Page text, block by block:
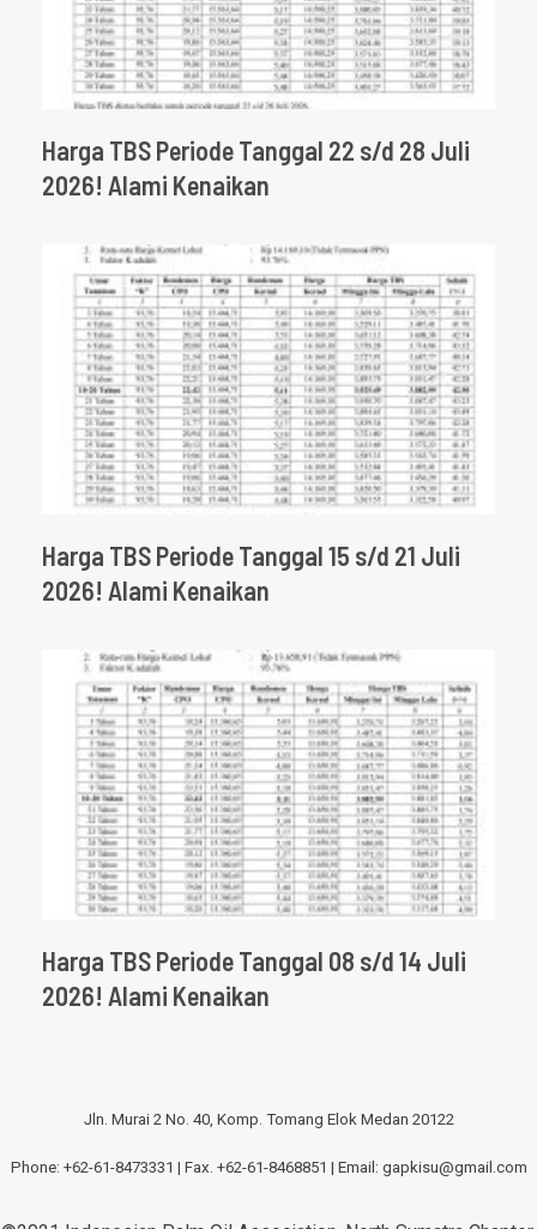
Harga TBS Periode Tanggal 22 s/d 28 Juli
2026! Alami Kenaikan
Harga TBS Periode Tanggal 15 s/d 21 Juli
2026! Alami Kenaikan
Harga TBS Periode Tanggal 08 s/d 14 Juli
2026! Alami Kenaikan
Jln. Murai 2 No. 40, Komp. Tomang Elok Medan 20122
Phone: +62-61-8473331 | Fax. +62-61-8468851 | Email: gapkisu@gmail.com